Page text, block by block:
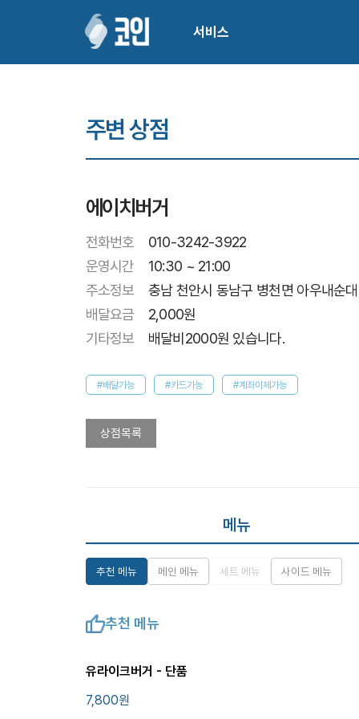
서비스
주변 상점
에이치버거
전화번호
010-3242-3922
운영시간
10:30 ~ 21:00
주소정보
충남 천안시 동남구 병천면 아우내순
배달요금
2,000원
기타정보
배달비2000원 있습니다.
#배달가능 #카드가능 #계좌이체가능
상점목록
메뉴
추천 메뉴 메인 메뉴 세트 메뉴 사이드 메뉴
추천 메뉴
유라이크버거 - 단품
7,800원